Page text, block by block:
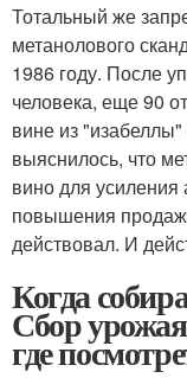
Тотальный же
метанолового
1986 году. После
человека, еще 90
вине из
выяснилось, что
вино для усиления
повышения
действовал. И
Когда
Сбор
где